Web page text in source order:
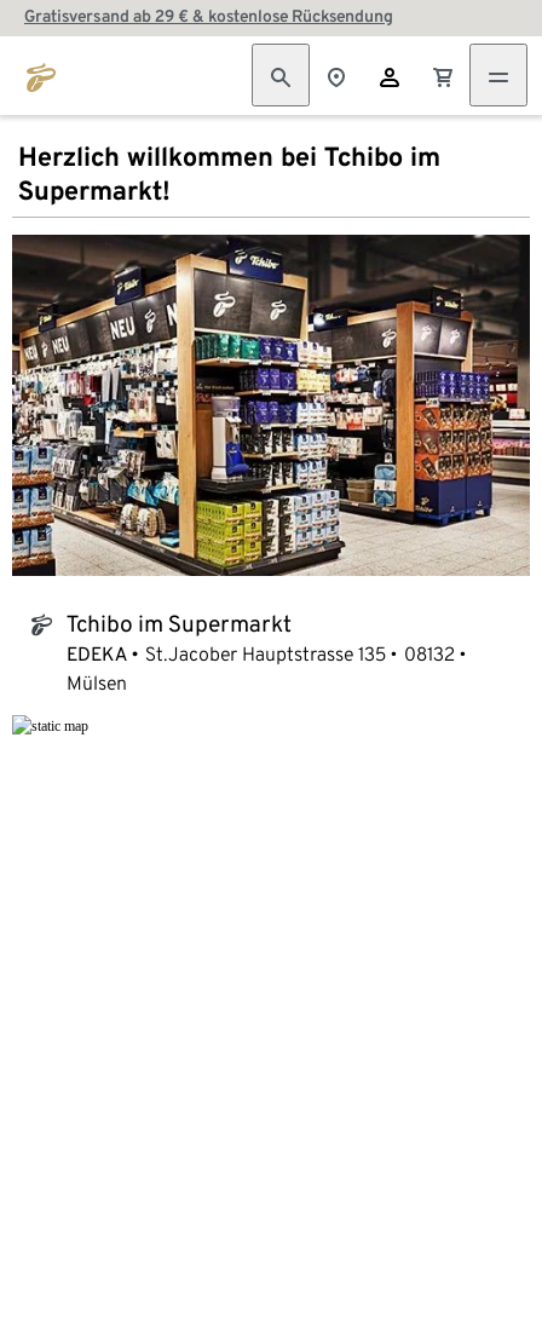
Gratisversand ab 29 € & kostenlose Rücksendung
Herzlich willkommen bei Tchibo im
Supermarkt!
tchibo_logo Tchibo im Supermarkt
EDEKA St.Jacober Hauptstrasse 135
08132
Mülsen